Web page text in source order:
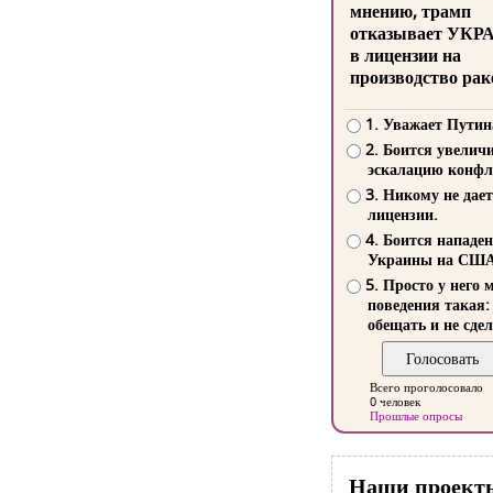
мнению, трамп
отказывает
в лицензии на
производство
1. Уважает
2. Боится
эскалацию
3. Никому не
лицензии.
4. Боится
Украины на
5. Просто у него
поведения такая:
обещать и не
Всего проголосовало
0 человек
Прошлые опросы
Наши